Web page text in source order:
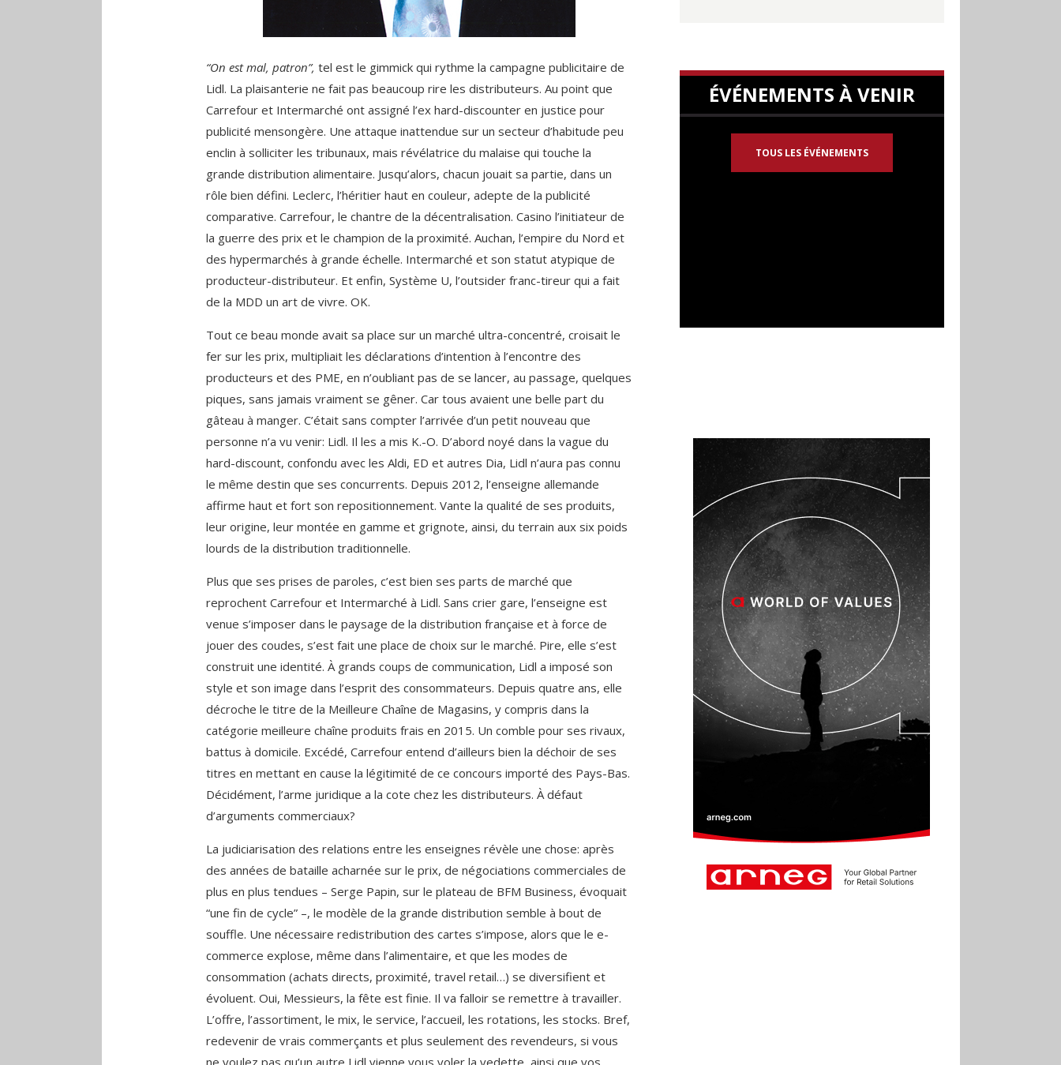
“On est mal, patron”, tel est le gimmick qui rythme la campagne publicitaire de
Lidl. La plaisanterie ne fait pas beaucoup rire les distributeurs. Au point que
Carrefour et Intermarché ont assigné l’ex hard-discounter en justice pour
publicité mensongère. Une attaque inattendue sur un secteur d’habitude peu
enclin à solliciter les tribunaux, mais révélatrice du malaise qui touche la
grande distribution alimentaire. Jusqu’alors, chacun jouait sa partie, dans un
rôle bien défini. Leclerc, l’héritier haut en couleur, adepte de la publicité
comparative. Carrefour, le chantre de la décentralisation. Casino l’initiateur de
la guerre des prix et le champion de la proximité. Auchan, l’empire du Nord et
des hypermarchés à grande échelle. Intermarché et son statut atypique de
producteur-distributeur. Et enfin, Système U, l’outsider franc-tireur qui a fait
de la MDD un art de vivre. OK.
Tout ce beau monde avait sa place sur un marché ultra-concentré, croisait le
fer sur les prix, multipliait les déclarations d’intention à l’encontre des
producteurs et des PME, en n’oubliant pas de se lancer, au passage, quelques
piques, sans jamais vraiment se gêner. Car tous avaient une belle part du
gâteau à manger. C’était sans compter l’arrivée d’un petit nouveau que
personne n’a vu venir: Lidl. Il les a mis K.-O. D’abord noyé dans la vague du
hard-discount, confondu avec les Aldi, ED et autres Dia, Lidl n’aura pas connu
le même destin que ses concurrents. Depuis 2012, l’enseigne allemande
affirme haut et fort son repositionnement. Vante la qualité de ses produits,
leur origine, leur montée en gamme et grignote, ainsi, du terrain aux six poids
lourds de la distribution traditionnelle.
Plus que ses prises de paroles, c’est bien ses parts de marché que
reprochent Carrefour et Intermarché à Lidl. Sans crier gare, l’enseigne est
venue s’imposer dans le paysage de la distribution française et à force de
jouer des coudes, s’est fait une place de choix sur le marché. Pire, elle s’est
construit une identité. À grands coups de communication, Lidl a imposé son
style et son image dans l’esprit des consommateurs. Depuis quatre ans, elle
décroche le titre de la Meilleure Chaîne de Magasins, y compris dans la
catégorie meilleure chaîne produits frais en 2015. Un comble pour ses rivaux,
battus à domicile. Excédé, Carrefour entend d’ailleurs bien la déchoir de ses
titres en mettant en cause la légitimité de ce concours importé des Pays-Bas.
Décidément, l’arme juridique a la cote chez les distributeurs. À défaut
d’arguments commerciaux?
La judiciarisation des relations entre les enseignes révèle une chose: après
des années de bataille acharnée sur le prix, de négociations commerciales de
plus en plus tendues – Serge Papin, sur le plateau de BFM Business, évoquait
“une fin de cycle” –, le modèle de la grande distribution semble à bout de
souffle. Une nécessaire redistribution des cartes s’impose, alors que le e-
commerce explose, même dans l’alimentaire, et que les modes de
consommation (achats directs, proximité, travel retail…) se diversifient et
évoluent. Oui, Messieurs, la fête est finie. Il va falloir se remettre à travailler.
L’offre, l’assortiment, le mix, le service, l’accueil, les rotations, les stocks. Bref,
redevenir de vrais commerçants et plus seulement des revendeurs, si vous
ÉVÉNEMENTS À VENIR
TOUS LES ÉVÉNEMENTS